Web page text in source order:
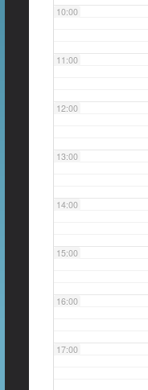
10:00
11:00
12:00
13:00
14:00
15:00
16:00
17:00